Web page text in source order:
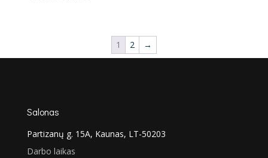
€110.00.
1 2 →
Salonas
Partizanų g. 15A, Kaunas, LT-50203
Darbo laikas